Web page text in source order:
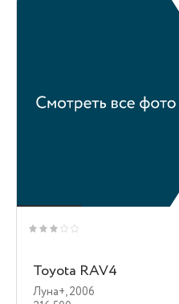
Toyota RAV4
Луна+,2006